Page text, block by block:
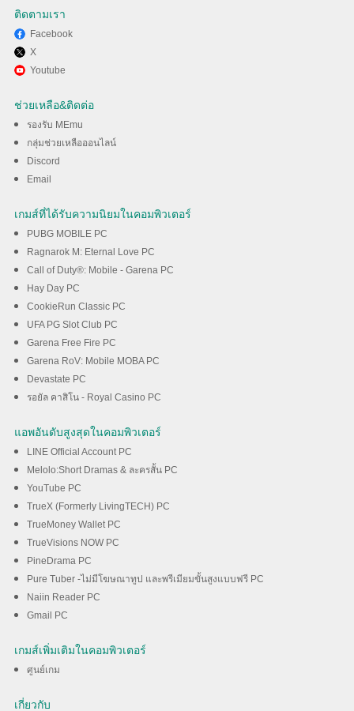
ใช้ MEmu เพื่อสัมผัสประสบการณ์
Binance Exchange - แอปซื้อ
ขายสกุลเงินดิจิตอล บน
ติดตามเรา
Facebook
X
Youtube
ช่วยเหลือ&ติดต่อ
รองรับ MEmu
กลุ่มช่วยเหลือออนไลน์
Discord
Email
เกมส์ที่ได้รับความนิยมในคอมพิวเตอร์
PUBG MOBILE PC
Ragnarok M: Eternal Love PC
Call of Duty®: Mobile - Garena PC
Hay Day PC
CookieRun Classic PC
UFA PG Slot Club PC
Garena Free Fire PC
Garena RoV: Mobile MOBA PC
Devastate PC
รอยัล คาสิโน - Royal Casino PC
แอพอันดับสูงสุดในคอมพิวเตอร์
LINE Official Account PC
Melolo:Short Dramas & ละครสั้น PC
YouTube PC
TrueX (Formerly LivingTECH) PC
TrueMoney Wallet PC
TrueVisions NOW PC
PineDrama PC
Pure Tuber -ไม่มีโฆษณาทูป และพรีเมียมขั้นสูงแบบฟรี PC
Naiin Reader PC
Gmail PC
เกมส์เพิ่มเติมในคอมพิวเตอร์
ศูนย์เกม
เกี่ยวกับ